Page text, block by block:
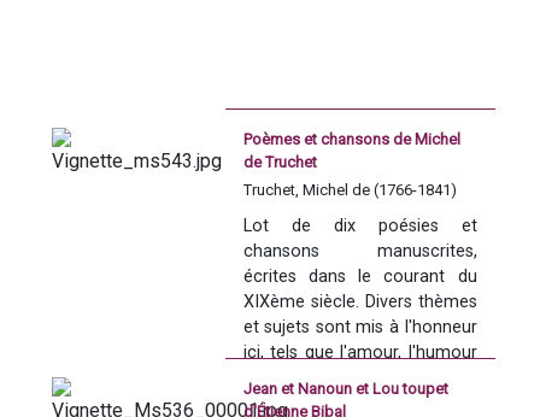
Presentacion
del contengut
Lo Recueil de chansons et
autres pièces en langue
méridionale es un manuscrit
de Henri Pascal de
Poèmes et chansons de Michel
de Truchet
Truchet, Michel de (1766-1841)
Lot de dix poésies et
chansons manuscrites,
écrites dans le courant du
XIXème siècle. Divers thèmes
et sujets sont mis à l'honneur
ici, tels que l'amour, l'humour
ou encore la ville d'Arles. Les
pièces 7, 8 et 9 sont des
Jean et Nanoun et Lou toupet
d'Étienne Bibal